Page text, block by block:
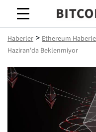
Haberler > Ethereum
Haziran'da Beklenmiyor